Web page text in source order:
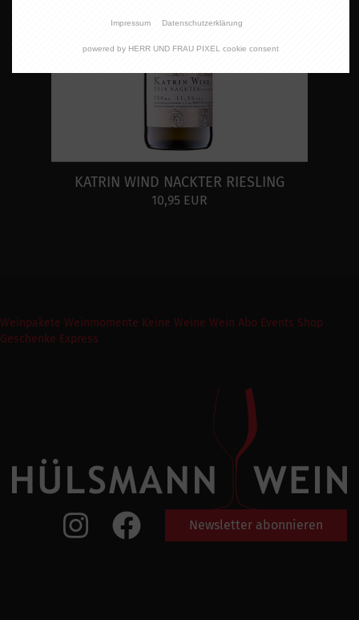
KATRIN WIND NACKTER RIESLING
10,95 EUR
Weinpakete Weinmomente Keine Weine Wein Abo Events Shop
Geschenke Express
Newsletter abonnieren
Impressum Datenschutzerklärung
powered by HERR UND FRAU PIXEL cookie consent